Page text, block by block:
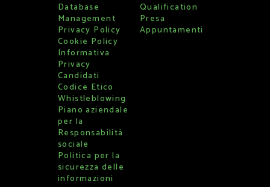
Database
Management
Privacy Policy
Cookie Policy
Informativa
Privacy
Candidati
Codice Etico
Whistleblowing
Piano aziendale
per la
Responsabilità
sociale
Politica per la
sicurezza delle
informazioni
Qualification
Presa
Appuntamenti